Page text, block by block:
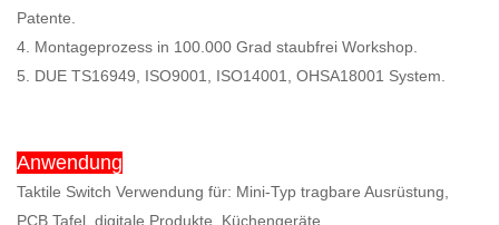
Patente.
4. Montageprozess in 100.000 Grad staubfrei Workshop.
5. DUE TS16949, ISO9001, ISO14001, OHSA18001 System.
Anwendung
Taktile Switch Verwendung für: Mini-Typ tragbare Ausrüstung,
PCB Tafel, digitale Produkte, Küchengeräte,